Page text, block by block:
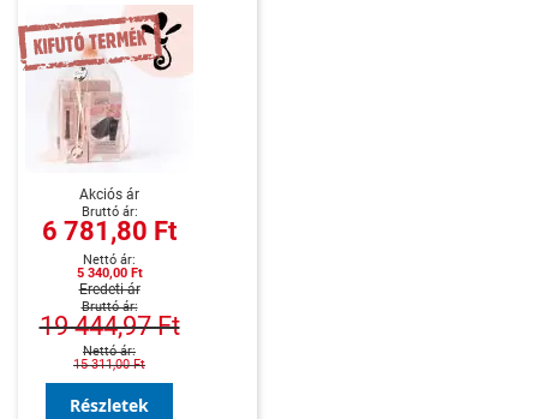
Akciós ár
6 781,80 Ft
5 340,00 Ft
Eredeti ár
19 444,97 Ft
15 311,00 Ft
Részletek